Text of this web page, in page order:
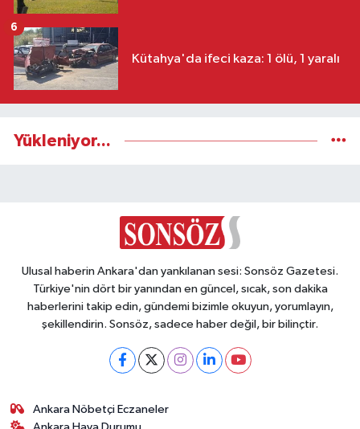
Kütahya'da ifeci kaza: 1 ölü, 1 yaralı
6
Yükleniyor...
Ulusal haberin Ankara'dan yankılanan sesi: Sonsöz Gazetesi.
Türkiye'nin dört bir yanından en güncel, sıcak, son dakika
haberlerini takip edin, gündemi bizimle okuyun, yorumlayın,
şekillendirin. Sonsöz, sadece haber değil, bir bilinçtir.
Ankara Nöbetçi Eczaneler